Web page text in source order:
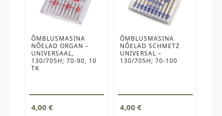
ÕMBLUSMASINA
NÕELAD ORGAN –
UNIVERSAAL,
130/705H; 70-90, 10
TK
4,00 €
ÕMBLUSMASINA
NÕELAD SCHMETZ
UNIVERSAL –
130/705H; 70-100
4,00 €